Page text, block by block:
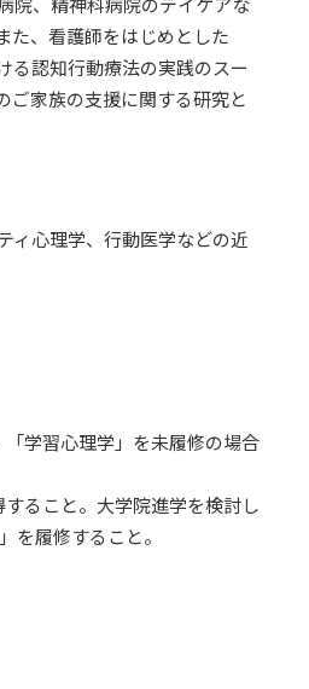
た、看護師をはじめとした
る認知行動療法の実践のスー
ご家族の支援に関する研究と
ィ心理学、行動医学などの近
学習心理学」を未履修の場合
ること。大学院進学を検討し
を履修すること。